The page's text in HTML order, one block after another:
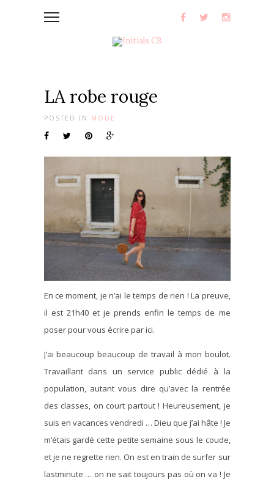
LA robe rouge
POSTED IN MODE
En ce moment, je n’ai le temps de rien ! La preuve,
il est 21h40 et je prends enfin le temps de me
poser pour vous écrire par ici.
J’ai beaucoup beaucoup de travail à mon boulot.
Travaillant dans un service public dédié à la
population, autant vous dire qu’avec la rentrée
des classes, on court partout ! Heureusement, je
suis en vacances vendredi … Dieu que j’ai hâte ! Je
m’étais gardé cette petite semaine sous le coude,
et je ne regrette rien. On est en train de surfer sur
lastminute … on ne sait toujours pas où on va ! Je